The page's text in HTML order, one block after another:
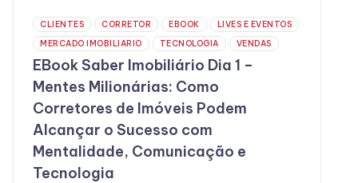
CLIENTES CORRETOR EBOOK
LIVES E EVENTOS
MERCADO IMOBILIARIO
TECNOLOGIA VENDAS
EBook Saber Imobiliário Dia 1 –
Mentes Milionárias: Como
Corretores de Imóveis Podem
Alcançar o Sucesso com
Mentalidade, Comunicação e
Tecnologia